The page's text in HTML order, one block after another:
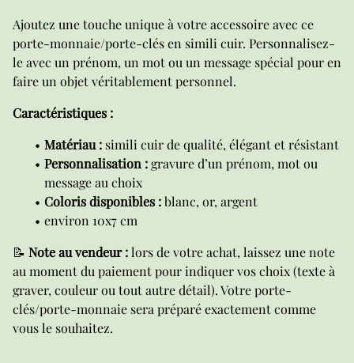
Ajoutez une touche unique à votre accessoire avec ce
porte-monnaie/porte-clés en simili cuir. Personnalisez-
le avec un prénom, un mot ou un message spécial pour en
faire un objet véritablement personnel.
Caractéristiques :
Matériau : simili cuir de qualité, élégant et résistant
Personnalisation :gravure d’un prénom, mot ou
message au choix
Coloris disponibles :blanc, or, argent
environ 10x7 cm
📝 Note au vendeur :lors de votre achat, laissez une note
au moment du paiement pour indiquer vos choix (texte à
graver, couleur ou tout autre détail). Votre porte-
clés/porte-monnaie sera préparé exactement comme
vous le souhaitez.